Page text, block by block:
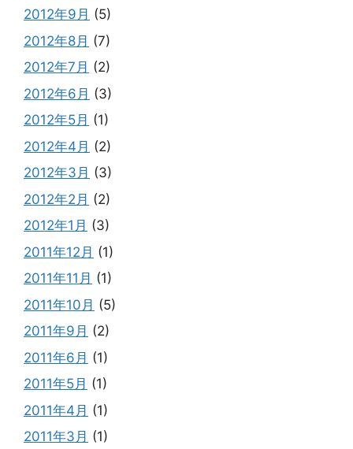
2012年9月 (5)
2012年8月 (7)
2012年7月 (2)
2012年6月 (3)
2012年5月 (1)
2012年4月 (2)
2012年3月 (3)
2012年2月 (2)
2012年1月 (3)
2011年12月 (1)
2011年11月 (1)
2011年10月 (5)
2011年9月 (2)
2011年6月 (1)
2011年5月 (1)
2011年4月 (1)
2011年3月 (1)